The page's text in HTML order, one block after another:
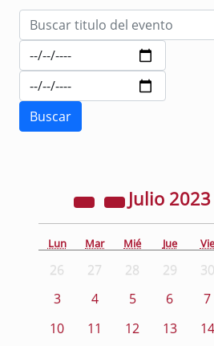
Julio 2023
Lun Mar Mié Jue Vie
26 27 28 29 30
3
4 5 6 7
10
11 12 13 14